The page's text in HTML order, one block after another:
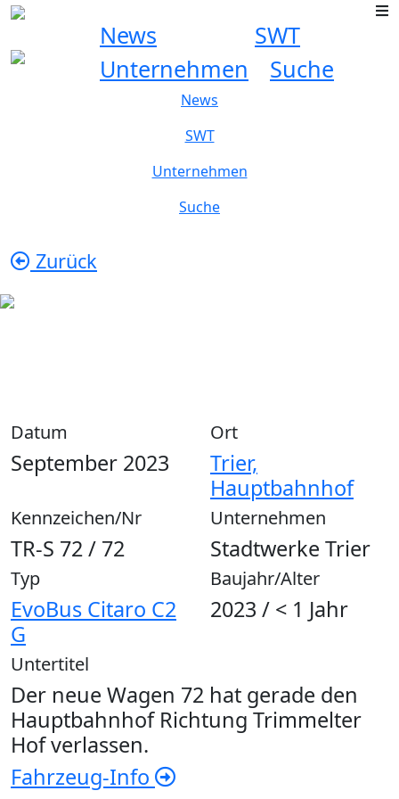
News
SWT
Unternehmen
Suche
News
SWT
Unternehmen
Suche
Zurück
Datum
September 2023
Ort
Trier,
Hauptbahnhof
Kennzeichen/Nr
TR-S 72 / 72
Unternehmen
Stadtwerke Trier
Typ
EvoBus Citaro C2
G
Baujahr/Alter
2023 / < 1 Jahr
Untertitel
Der neue Wagen 72 hat gerade den
Hauptbahnhof Richtung Trimmelter
Hof verlassen.
Fahrzeug-Info